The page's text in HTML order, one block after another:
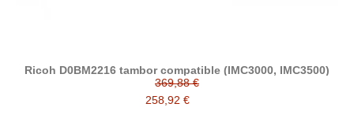
Ricoh D0BM2216 tambor compatible (IMC3000, IMC3500)
369,88 €
258,92 €